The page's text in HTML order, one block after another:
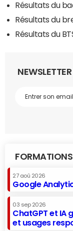
Résultats du
Résultats du
Résultats du
FORMATIONS
27 aoû 2026
Google
03 sep 2026
ChatGPT et IA
et usages